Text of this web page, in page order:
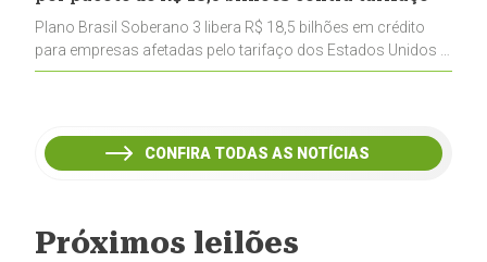
Plano Brasil Soberano 3 libera R$ 18,5 bilhões em crédito
para empresas afetadas pelo tarifaço dos Estados Unidos e
inclui a pecuária entre os setores estratégicos
CONFIRA TODAS AS NOTÍCIAS
Próximos leilões